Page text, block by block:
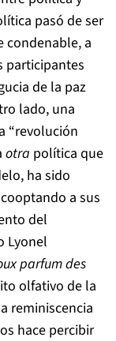
pasó de ser
condenable, a
participantes
de la paz
lado, una
“revolución
otra política que
ha sido
a sus
del
Lyonel
parfum des
olfativo de la
reminiscencia
hace percibir